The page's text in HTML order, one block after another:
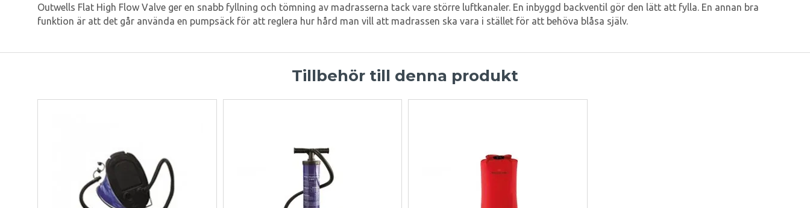
Outwells Flat High Flow Valve ger en snabb fyllning och tömning av madrasserna tack vare större luftkanaler. En inbyggd backventil gör den lätt att fylla. En annan bra
funktion är att det går använda en pumpsäck för att reglera hur hård man vill att madrassen ska vara i stället för att behöva blåsa själv.
Tillbehör till denna produkt